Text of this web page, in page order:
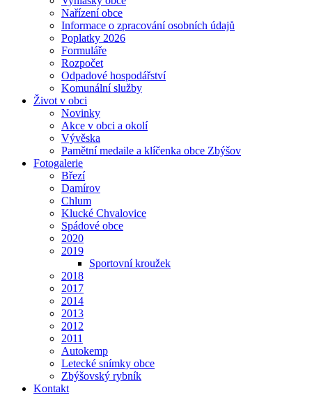
Nařízení obce
Informace o zpracování osobních údajů
Poplatky 2026
Formuláře
Rozpočet
Odpadové hospodářství
Komunální služby
Život v obci
Novinky
Akce v obci a okolí
Vývěska
Pamětní medaile a klíčenka obce Zbýšov
Fotogalerie
Březí
Damírov
Chlum
Klucké Chvalovice
Spádové obce
2020
2019
Sportovní kroužek
2018
2017
2014
2013
2012
2011
Autokemp
Letecké snímky obce
Zbýšovský rybník
Kontakt